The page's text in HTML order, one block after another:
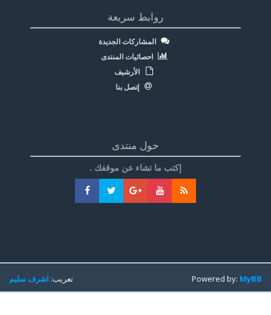
روابط سريعة
المشاركات الجديدة
احصائيات المنتدى
الأرشيف
إتصل بنا
حول منتدى
إكتب ما تشاء عن موقغك .
تعريب:اشرف سليم Powered by:MyBB